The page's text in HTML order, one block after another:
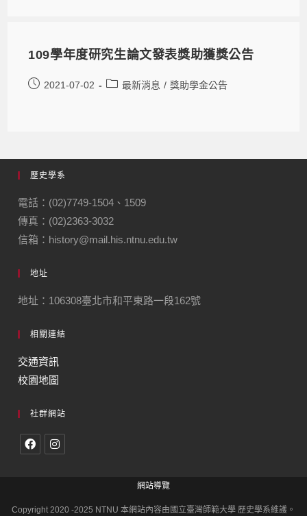
109學年度研究生論文發表獎助獲獎公告
2021-07-02 最新消息 / 獎助學金公告
歷史學系
電話：(02)7749-1504、1509
傳真：(02)2363-3032
信箱：history@mail.his.ntnu.edu.tw
地址
地址：106308臺北市和平東路一段162號
相關連結
交通資訊
校園地圖
社群網站
網站導覽
Copyright 2020 -2025 NTNU 本網站內容由國立臺灣師範大學 歷史學系維護。